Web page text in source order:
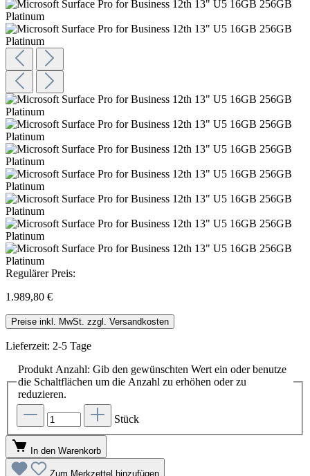
Regulärer Preis:
1.989,80 €
Preise inkl. MwSt. zzgl. Versandkosten
Lieferzeit: 2-5 Tage
Produkt Anzahl: Gib den gewünschten Wert ein oder benutze
die Schaltflächen um die Anzahl zu erhöhen oder zu
reduzieren.
Stück
In den Warenkorb
Zum Merkzettel hinzufügen